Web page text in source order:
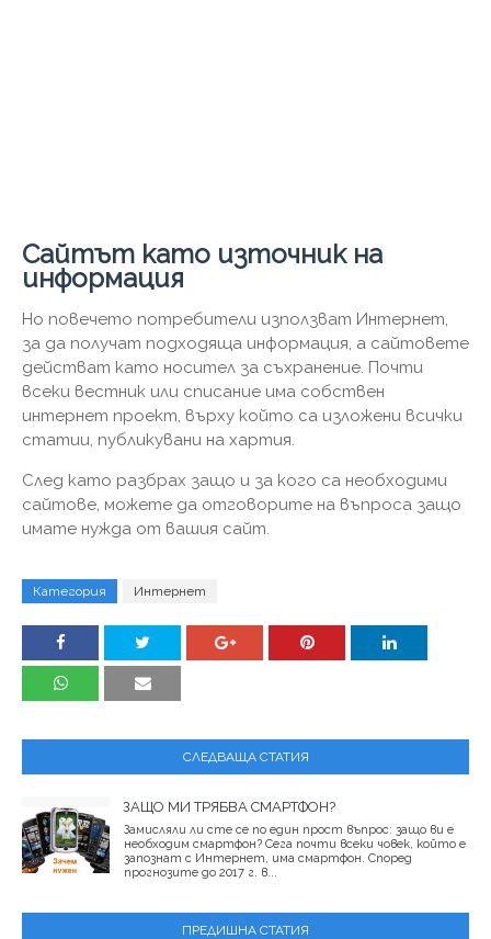
Сайтът като източник на
информация
Но повечето потребители използват Интернет,
за да получат подходяща информация, а сайтовете
действат като носител за съхранение. Почти
всеки вестник или списание има собствен
интернет проект, върху който са изложени всички
статии, публикувани на хартия.
След като разбрах защо и за кого са необходими
сайтове, можете да отговорите на въпроса защо
имате нужда от вашия сайт.
Категория Интернет
СЛЕДВАЩА СТАТИЯ
ЗАЩО МИ ТРЯБВА СМАРТФОН?
Замисляли ли сте се по един прост въпрос: защо ви е
необходим смартфон? Сега почти всеки човек, който е
запознат с Интернет, има смартфон. Според
прогнозите до 2017 г. в...
ПРЕДИШНА СТАТИЯ